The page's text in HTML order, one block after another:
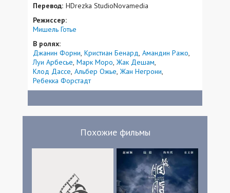
Перевод: HDrezka StudioNovamedia
Режиссер:
Мишель Готье
В ролях:
Джанин Форни Кристиан Бенард Амандин Ражо
Луи Арбесье Марк Моро Жак Дешам
Клод Дассе Альбер Ожье Жан Негрони
Ребекка Форстадт
Похожие фильмы